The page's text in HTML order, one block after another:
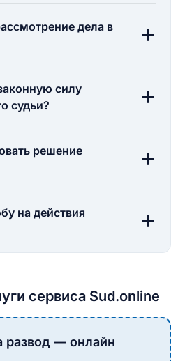
дела в
силу
судьи?
решение
на действия
сервиса Sud.online
развод — онлайн